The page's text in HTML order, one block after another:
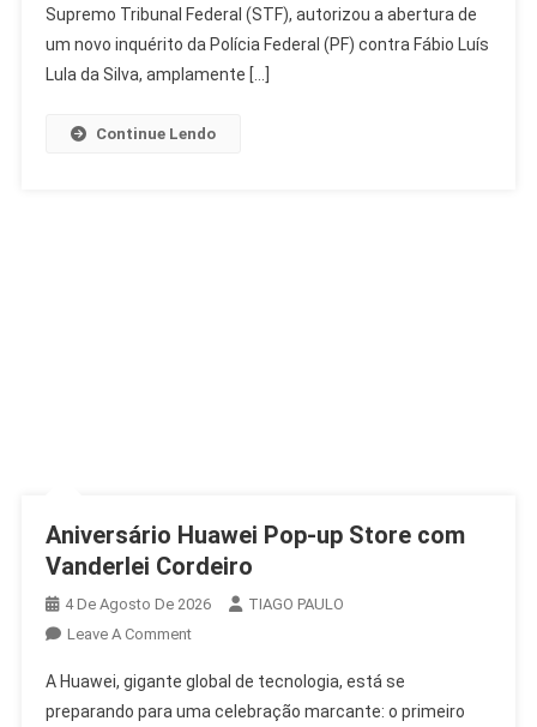
Inquérito
Da
Supremo Tribunal Federal (STF), autorizou a abertura de
um novo inquérito da Polícia Federal (PF) contra Fábio Luís
Lula da Silva, amplamente […]
Continue Lendo
Aniversário Huawei Pop-up Store com
Vanderlei Cordeiro
4 De Agosto De 2026
TIAGO PAULO
Leave A CommentOn
Huawei
Pop-
A Huawei, gigante global de tecnologia, está se
preparando para uma celebração marcante: o primeiro